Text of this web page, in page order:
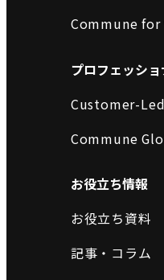
Commune for
プロフェッショ
Customer-
Commune
お役立ち情報
お役立ち資料
記事・コラム